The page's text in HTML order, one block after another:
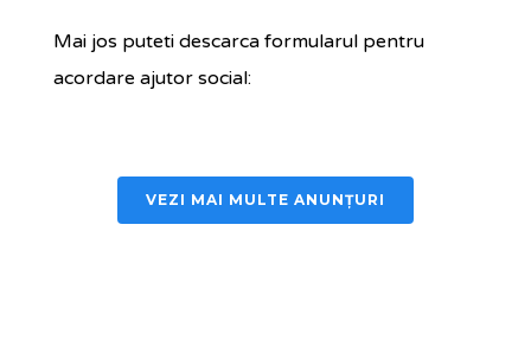
Mai jos puteti descarca formularul pentru
acordare ajutor social:
VEZI MAI MULTE ANUNȚURI